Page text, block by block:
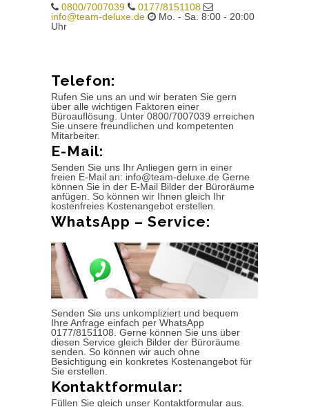
0800/7007039
0177/8151108
info@team-deluxe.de
Mo. - Sa. 8:00 - 20:00
Uhr
Telefon:
Rufen Sie uns an und wir beraten Sie gern
über alle wichtigen Faktoren einer
Büroauflösung. Unter 0800/7007039 erreichen
Sie unsere freundlichen und kompetenten
Mitarbeiter.
E-Mail:
Senden Sie uns Ihr Anliegen gern in einer
freien E-Mail an: info@team-deluxe.de Gerne
können Sie in der E-Mail Bilder der Büroräume
anfügen. So können wir Ihnen gleich Ihr
kostenfreies Kostenangebot erstellen.
WhatsApp – Service:
Senden Sie uns unkompliziert und bequem
Ihre Anfrage einfach per WhatsApp
0177/8151108. Gerne können Sie uns über
diesen Service gleich Bilder der Büroräume
senden. So können wir auch ohne
Besichtigung ein konkretes Kostenangebot für
Sie erstellen.
Kontaktformular:
Füllen Sie gleich unser Kontaktformular aus.